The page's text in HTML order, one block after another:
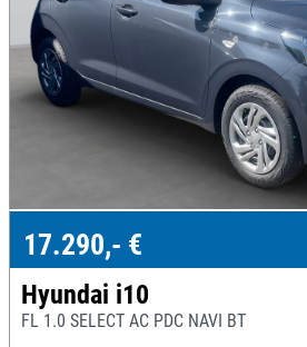
17.290,- €
Hyundai i10
FL 1.0 SELECT AC PDC NAVI BT